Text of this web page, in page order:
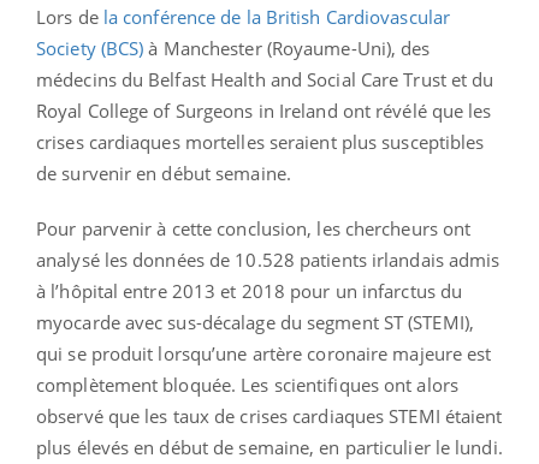
Lors de la conférence de la British Cardiovascular
Society (BCS) à Manchester (Royaume-Uni), des
médecins du Belfast Health and Social Care Trust et du
Royal College of Surgeons in Ireland ont révélé que les
crises cardiaques mortelles seraient plus susceptibles
de survenir en début semaine.
Pour parvenir à cette conclusion, les chercheurs ont
analysé les données de 10.528 patients irlandais admis
à l’hôpital entre 2013 et 2018 pour un infarctus du
myocarde avec sus-décalage du segment ST (STEMI),
qui se produit lorsqu’une artère coronaire majeure est
complètement bloquée. Les scientifiques ont alors
observé que les taux de crises cardiaques STEMI étaient
plus élevés en début de semaine, en particulier le lundi.